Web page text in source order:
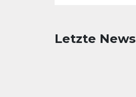
Letzte News